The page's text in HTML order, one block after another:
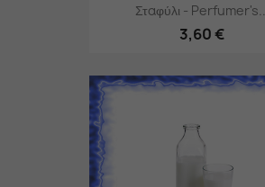
Σταφύλι - Perfumer's...
3,60 €